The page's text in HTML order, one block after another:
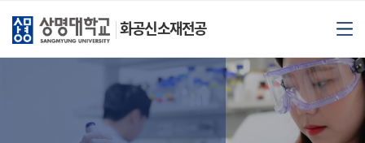
화공신소재전공